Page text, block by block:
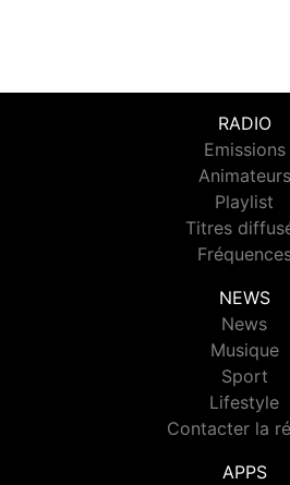
RADIO
Emissions
Animateurs
Playlist
Titres
NEWS
News
Musique
Sport
Lifestyle
Contacter la
APPS